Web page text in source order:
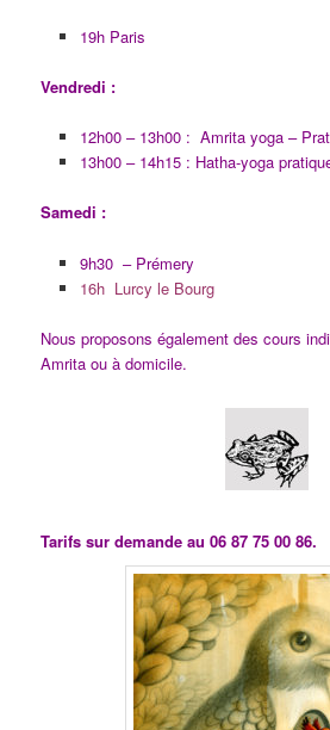
19h Paris
Vendredi :
12h00 – 13h00 : Amrita yoga –
13h00 – 14h15 : Hatha-yoga
Samedi :
9h30 – Prémery
16h Lurcy le Bourg
Nous proposons également des cours
Amrita ou à domicile.
Tarifs sur demande au 06 87 75 00 86.